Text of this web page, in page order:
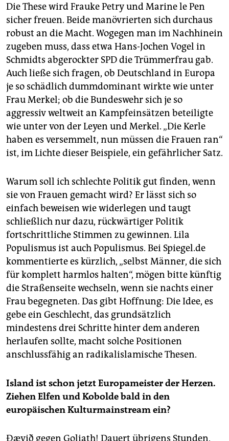
Die These wird Frauke Petry und Marine le Pen
sicher freuen. Beide manövrierten sich durchaus
robust an die Macht. Wogegen man im Nachhinein
zugeben muss, dass etwa Hans-Jochen Vogel in
Schmidts abgerockter SPD die Trümmerfrau gab.
Auch ließe sich fragen, ob Deutschland in Europa
je so schädlich dummdominant wirkte wie unter
Frau Merkel; ob die Bundeswehr sich je so
aggressiv weltweit an Kampfeinsätzen beteiligte
wie unter von der Leyen und Merkel. „Die Kerle
haben es versemmelt, nun müssen die Frauen ran“
ist, im Lichte dieser Beispiele, ein gefährlicher Satz.
Warum soll ich schlechte Politik gut finden, wenn
sie von Frauen gemacht wird? Er lässt sich so
einfach beweisen wie widerlegen und taugt
schließlich nur dazu, rückwärtiger Politik
fortschrittliche Stimmen zu gewinnen. Lila
Populismus ist auch Populismus. Bei Spiegel.de
kommentierte es kürzlich, „selbst Männer, die sich
für komplett harmlos halten“, mögen bitte künftig
die Straßenseite wechseln, wenn sie nachts einer
Frau begegneten. Das gibt Hoffnung: Die Idee, es
gebe ein Geschlecht, das grundsätzlich
mindestens drei Schritte hinter dem anderen
herlaufen sollte, macht solche Positionen
anschlussfähig an radikalislamische Thesen.
Island ist schon jetzt Europameister der Herzen.
Ziehen Elfen und Kobolde bald in den
europäischen Kulturmainstream ein?
Ðævið gegen Goliath! Dauert übrigens Stunden,